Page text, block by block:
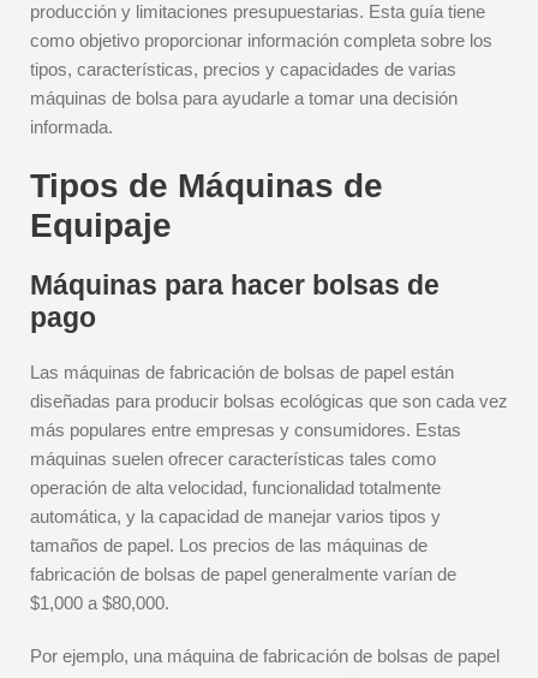
producción y limitaciones presupuestarias. Esta guía tiene
como objetivo proporcionar información completa sobre los
tipos, características, precios y capacidades de varias
máquinas de bolsa para ayudarle a tomar una decisión
informada.
Tipos de Máquinas de
Equipaje
Máquinas para hacer bolsas de
pago
Las máquinas de fabricación de bolsas de papel están
diseñadas para producir bolsas ecológicas que son cada vez
más populares entre empresas y consumidores. Estas
máquinas suelen ofrecer características tales como
operación de alta velocidad, funcionalidad totalmente
automática, y la capacidad de manejar varios tipos y
tamaños de papel. Los precios de las máquinas de
fabricación de bolsas de papel generalmente varían de
$1,000 a $80,000.
Por ejemplo, una máquina de fabricación de bolsas de papel